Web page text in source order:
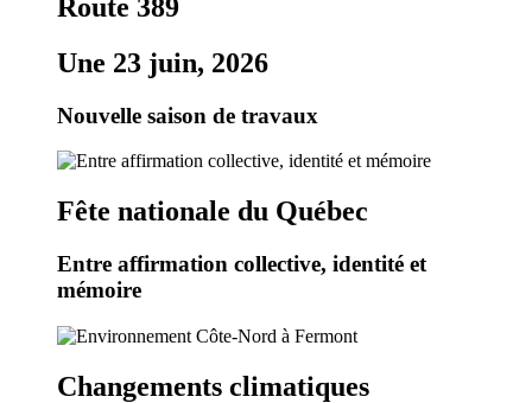
Route 389
Une 23 juin, 2026
Nouvelle saison de travaux
Fête nationale du Québec
Entre affirmation collective, identité et
mémoire
Changements climatiques